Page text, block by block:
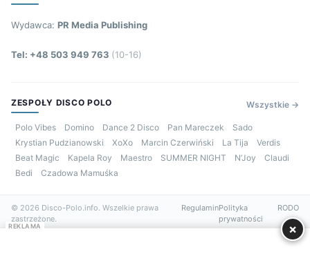
Wydawca: PR Media Publishing
Tel: +48 503 949 763 (10-16)
ZESPOŁY DISCO POLO Wszystkie →
Polo Vibes Domino Dance 2 Disco Pan Mareczek
Sado
Krystian Pudzianowski
XoXo Marcin Czerwiński La Tija
Verdis
Beat Magic
Kapela Roy Maestro SUMMER NIGHT N’Joy
Claudi
Bedi
Czadowa Mamuśka
© 2026 Disco-Polo.info. Wszelkie prawa
zastrzeżone.
RegulaminPolityka
prywatności
RODO
REKLAMA ×